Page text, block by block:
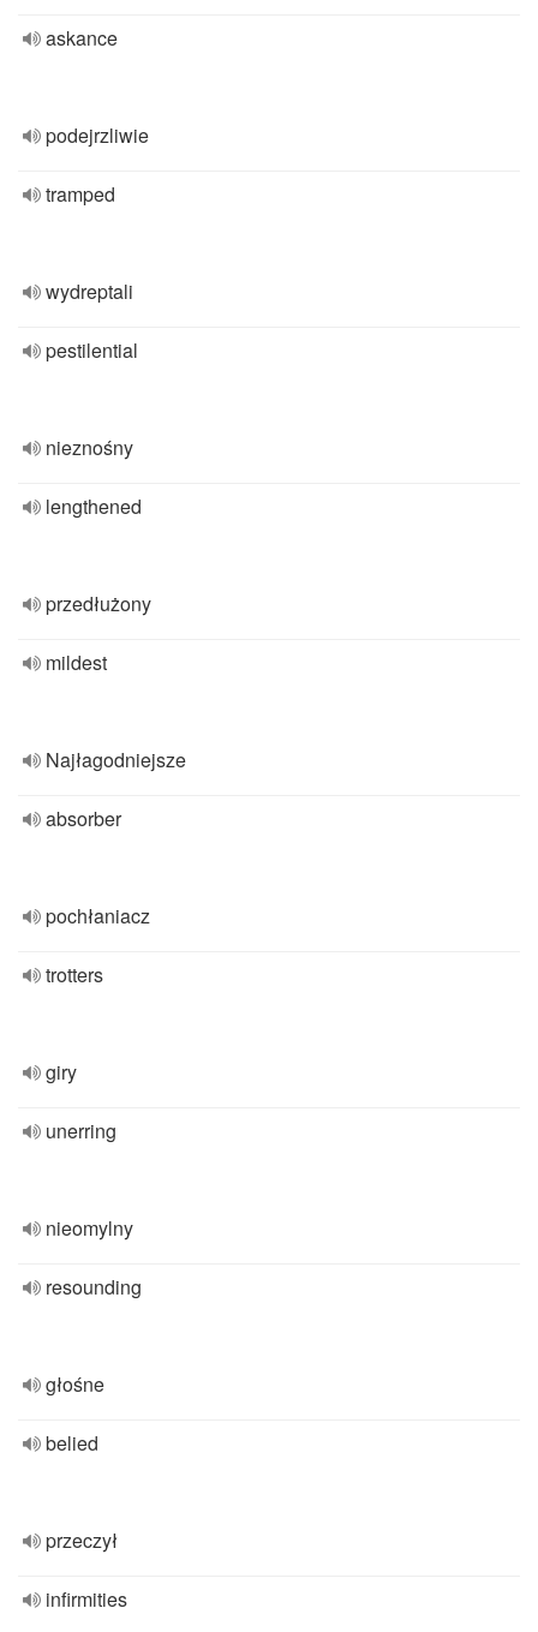
askance
podejrzliwie
tramped
wydreptali
pestilential
nieznośny
lengthened
przedłużony
mildest
Najłagodniejsze
absorber
pochłaniacz
trotters
giry
unerring
nieomylny
resounding
głośne
belied
przeczył
infirmities